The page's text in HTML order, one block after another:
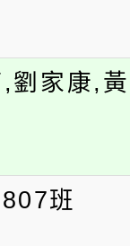
學推廣
分析基
導中心
、社會
。
劉家康,
班